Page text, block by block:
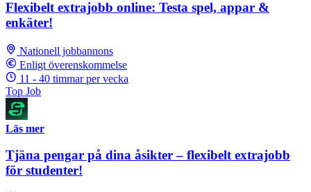
Flexibelt extrajobb online: Testa spel, appar &
enkäter!
Nationell jobbannons
Enligt överenskommelse
11 - 40 timmar per vecka
Top Job
Läs mer
Tjäna pengar på dina åsikter – flexibelt extrajobb
för studenter!